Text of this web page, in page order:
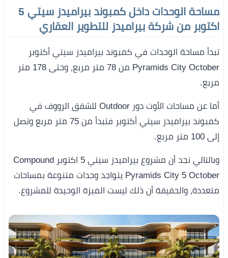
مساحة الوحدات داخل كمبوند بيراميدز سيتي 5
اكتوبر من شركة بيراميدز للتطوير العقاري
تبدأ مساحة الوحدات في كمبوند بيراميدز سيتي أكتوبر
Pyramids City October من 78 متر مربع، وحتى 178 متر
مربع.
أما عن مساحات الأوت دور Outdoor للشقق الرووف في
كمبوند بيراميدز سيتي أكتوبر فتبدأ من 75 متر مربع وتصل
إلى 100 متر مربع.
وبالتالي نجد أن مشروع بيراميدز سيتي 5 اكتوبر Compound
Pyramids City 5 October يتواجد وحدات متنوعة بمساحات
متعددة، والحقيقة أن ذلك ليست الميزة الوحيدة للمشروع.